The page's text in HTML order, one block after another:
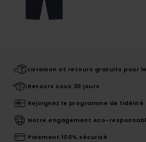
Livraison et retours gratuits pour
Retours sous 30 jours
Rejoignez le programme de fidélité
Notre engagement eco-
Paiement 100% sécurisé